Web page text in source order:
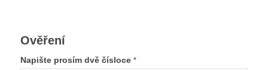
Ověření
Napište prosím dvě čísloce *